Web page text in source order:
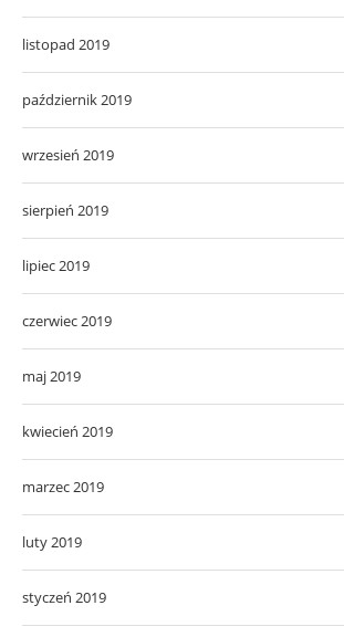
listopad 2019
październik 2019
wrzesień 2019
sierpień 2019
lipiec 2019
czerwiec 2019
maj 2019
kwiecień 2019
marzec 2019
luty 2019
styczeń 2019